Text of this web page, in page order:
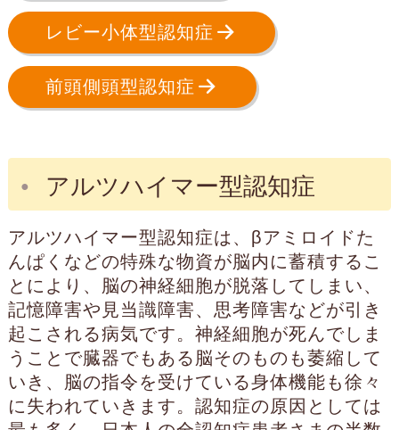
レビー小体型認知症
前頭側頭型認知症
アルツハイマー型認知症
アルツハイマー型認知症は、βアミロイドた
んぱくなどの特殊な物資が脳内に蓄積するこ
とにより、脳の神経細胞が脱落してしまい、
記憶障害や見当識障害、思考障害などが引き
起こされる病気です。神経細胞が死んでしま
うことで臓器でもある脳そのものも萎縮して
いき、脳の指令を受けている身体機能も徐々
に失われていきます。認知症の原因としては